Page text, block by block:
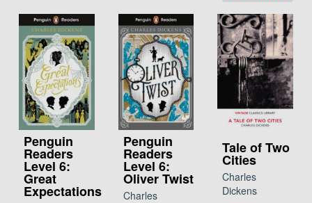
Penguin
Readers
Level 6:
Great
Expectations
Penguin
Readers
Level 6:
Oliver Twist
Charles
Tale of Two
Cities
Charles
Dickens